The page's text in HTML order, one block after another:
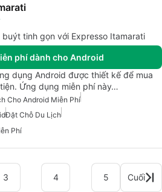
tinh gọn với Expresso Itamarati
phí dành cho Android
dụng Android được thiết kế để mua
Ứng dụng miễn phí này…
Cho Android Miễn Phí
Đặt Chỗ Du Lịch
Phí
3 4 5 Cuối